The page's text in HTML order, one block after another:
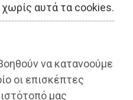
αυτά τα cookies.
να κατανοούμε
οι επισκέπτες
μας
στέγαση